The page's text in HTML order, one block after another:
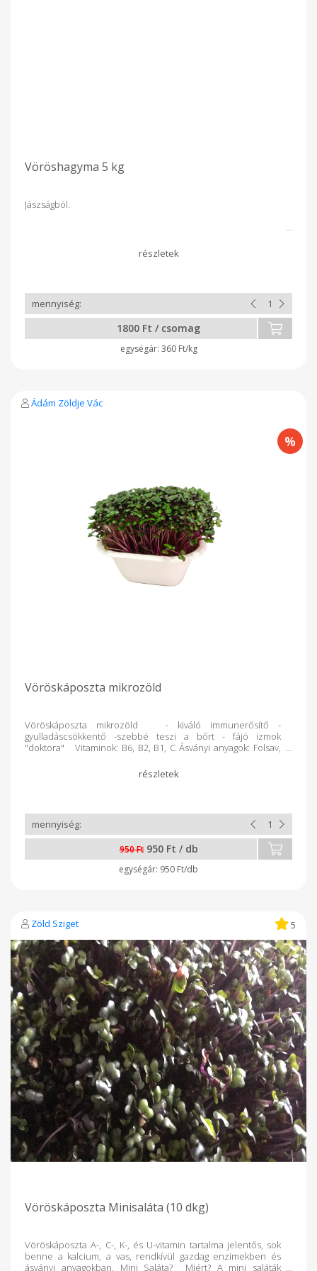
Vöröshagyma 5 kg
Jászságból.
1800 Ft / csomag
360 Ft/kg
Ádám Zöldje Vác
Vöröskáposzta mikrozöld
Vöröskáposzta mikrozöld - kiváló immunerősítő -
gyulladáscsökkentő -szebbé teszi a bőrt - fájó izmok
"doktora" Vitaminok: B6, B2, B1, C Ásványi anyagok: Folsav,
megtudni mikrozöldjeinkről, látogass el honlapunkra:
https://www.azmicrogreens.eu/vac
950 Ft 950 Ft / db
950 Ft/db
Zöld Sziget 5
Vöröskáposzta Minisaláta (10 dkg)
Vöröskáposzta A-, C-, K-, és U-vitamin tartalma jelentős, sok
benne a kalcium, a vas, rendkívül gazdag enzimekben és
ásványi anyagokban. Mini Saláta? Miért? A mini saláták